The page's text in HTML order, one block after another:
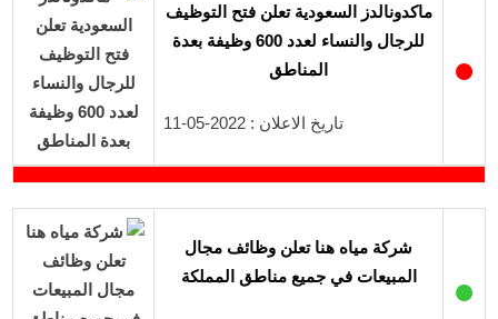
●
ماكدونالدز السعودية تعلن فتح التوظيف
للرجال والنساء لعدد 600 وظيفة بعدة
المناطق
تاريخ الاعلان : 2022-05-11
●
شركة مياه هنا تعلن وظائف مجال
المبيعات في جميع مناطق المملكة